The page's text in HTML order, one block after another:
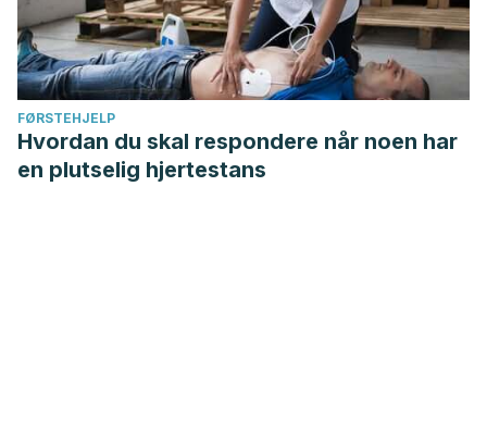
FØRSTEHJELP
Hvordan du skal respondere når noen har
en plutselig hjertestans